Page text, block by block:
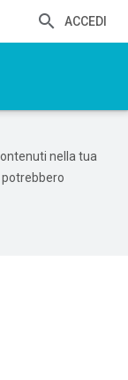
ACCEDI
nella tua